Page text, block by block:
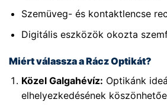
Szemüveg- és kontaktlencse
Digitális eszközök okozta
Miért válassza a Rácz Optikát?
Közel Galgahévíz: Optikánk
elhelyezkedésének